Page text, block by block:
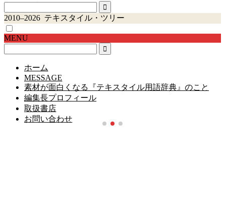
2010–2026 テキスタイル・ツリー
MENU
ホーム
MESSAGE
素材が面白くなる『テキスタイル用語辞典』のこと
編集長プロフィール
取扱書店
お問い合わせ